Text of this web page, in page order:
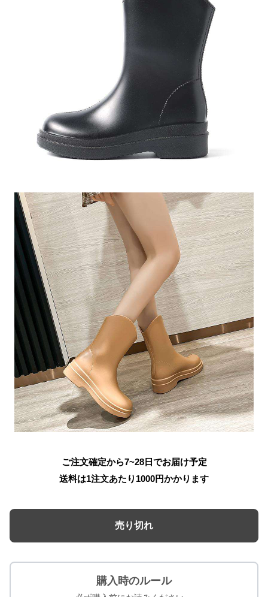
ご注文確定から7~28日でお届け予定
送料は1注文あたり 1000円かかります
売り切れ
購入時のルール